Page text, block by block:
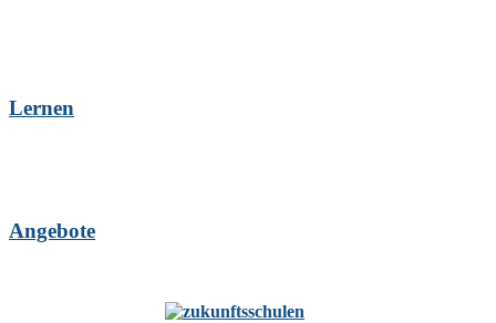
Lernen
Angebote